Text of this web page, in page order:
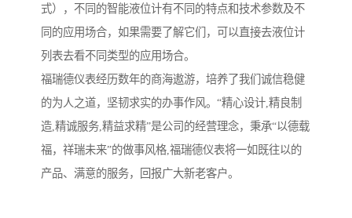
式），不同的智能液位计有不同的特点和技术参数及不
同的应用场合，如果需要了解它们，可以直接去液位计
列表去看不同类型的应用场合。
福瑞德仪表经历数年的商海遨游，培养了我们诚信稳健
的为人之道，坚韧求实的办事作风。“精心设计,精良制
造,精诚服务,精益求精”是公司的经营理念，秉承“以德载
福，祥瑞未来”的做事风格,福瑞德仪表将一如既往以的
产品、满意的服务，回报广大新老客户。